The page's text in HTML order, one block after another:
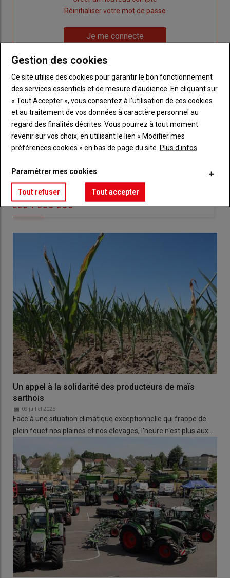
de
Réinitialiser votre mot de passe
"Je
me
Je me connecte
Sous-
titre
Vous n'êtes pas abonné(e)
TITRE CRÉEZ UN COMPTE
Body Choisissez votre formule et créez votre
compte pour accéder à tout Réussir Agri72
Créez un compte
LES PLUS LUS
Un appel à la solidarité des producteurs de maïs
sarthois
09 juillet 2026
Face à une situation climatique exceptionnelle qui frappe de
plein fouet nos plaines et nos élevages, l'heure n'est plus aux…
Gestion des cookies
Ce site utilise des cookies pour garantir le bon fonctionnement
des services essentiels et de mesure d’audience. En cliquant sur
« Tout Accepter », vous consentez à l’utilisation de ces cookies
et au traitement de vos données à caractère personnel au
regard des finalités décrites. Vous pourrez à tout moment
revenir sur vos choix, en utilisant le lien « Modifier mes
préférences cookies » en bas de page du site. Plus d'infos
Paramétrer mes cookies
Tout refuser Tout accepter